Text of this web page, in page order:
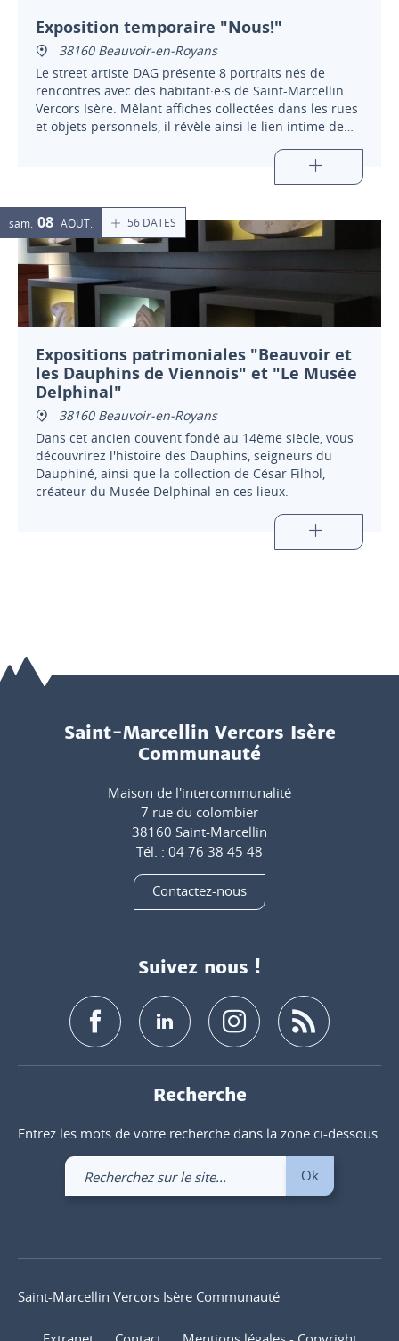
Exposition temporaire "Nous!"
38160 Beauvoir-en-Royans
Le street artiste DAG présente 8 portraits nés de
rencontres avec des habitant·e·s de Saint-Marcellin
Vercors Isère. Mêlant affiches collectées dans les rues
et objets personnels, il révèle ainsi le lien intime de
56 DATES
sam. 08 AOÛT
Expositions patrimoniales "Beauvoir et
les Dauphins de Viennois" et "Le Musée
Delphinal"
38160 Beauvoir-en-Royans
Dans cet ancien couvent fondé au 14ème siècle, vous
découvrirez l'histoire des Dauphins, seigneurs du
Dauphiné, ainsi que la collection de César Filhol,
créateur du Musée Delphinal en ces lieux.
Saint-Marcellin Vercors Isère
Communauté
Maison de l'intercommunalité
7 rue du colombier
38160 Saint-Marcellin
Tél. : 04 76 38 45 48
Contactez-nous
Suivez nous !
Recherche
Entrez les mots de votre recherche dans la zone ci-dessous.
Recherchez
sur
Ok
Saint-Marcellin Vercors Isère Communauté